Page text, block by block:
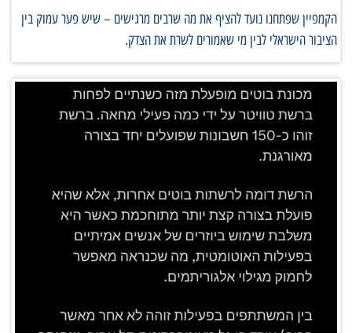
הקמפיין שפתחנו נועד להציף את מה שרבים מרגישים – שיש פער עמוק בין
הציבור הישראלי לבין מי שאמורים לשרת את הצדק.